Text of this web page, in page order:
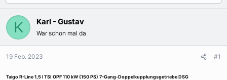
t
e
l
e
e
l
m
K Karl - Gustav
War schon mal da
19 Feb. 2023 #1
Taigo R-Line 1,5 l TSI OPF 110 kW (150 PS) 7-Gang-Doppelkupplungsgetriebe DSG